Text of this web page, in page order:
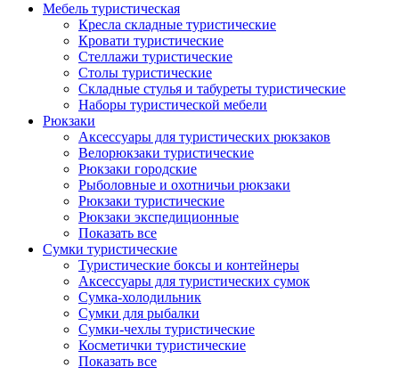
Мебель туристическая
Кресла складные туристические
Кровати туристические
Стеллажи туристические
Столы туристические
Складные стулья и табуреты туристические
Наборы туристической мебели
Рюкзаки
Аксессуары для туристических рюкзаков
Велорюкзаки туристические
Рюкзаки городские
Рыболовные и охотничьи рюкзаки
Рюкзаки туристические
Рюкзаки экспедиционные
Показать все
Сумки туристические
Туристические боксы и контейнеры
Аксессуары для туристических сумок
Сумка-холодильник
Сумки для рыбалки
Сумки-чехлы туристические
Косметички туристические
Показать все